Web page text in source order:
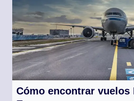
Cómo encontrar vuelos